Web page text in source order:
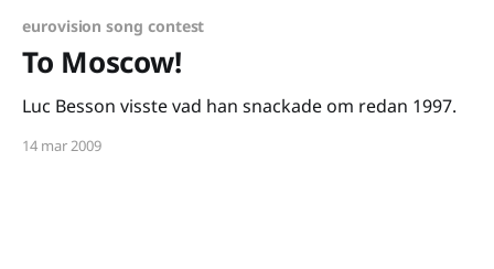
eurovision song contest
To Moscow!
Luc Besson visste vad han snackade om redan 1997.
14 mar 2009